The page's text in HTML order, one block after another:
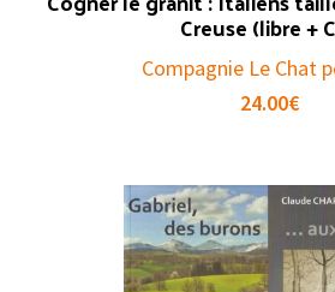
Creuse (libre +
Compagnie Le Chat
24.00€